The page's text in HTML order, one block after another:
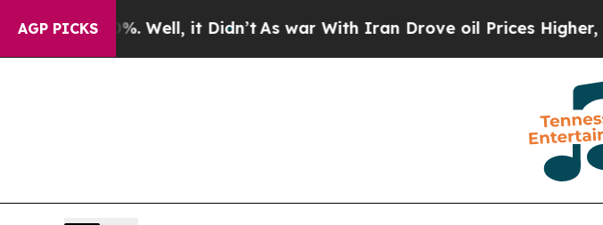
AGP PICKS
40%. Well, it Didn’t As war With Iran Drove oil Prices Higher,